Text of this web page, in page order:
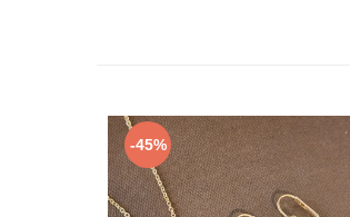
-45%